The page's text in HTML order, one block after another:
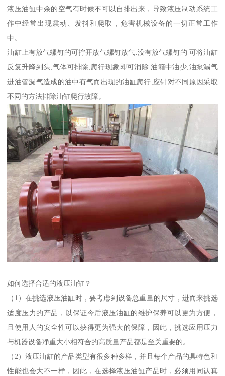
液压油缸中余的空气有时候不可以自排出来，导致液压制动系统工
作中经常出现震动、发抖和爬取，危害机械设备的一切正常工作
中。
油缸上有放气螺钉的可拧开放气螺钉放气.没有放气螺钉的 可将油缸
反复升降到头,气体可排除,爬行现象即可消除 油箱中油少,油泵漏气
进油管漏气造成的油中有气而出现的油缸爬行,应针对不同原因采取
不同的方法排除油缸爬行故障。
如何选择合适的液压油缸？
（1）在挑选液压油缸时，要考虑到设备总重量的尺寸，进而来挑选
适度压力的产品，以保证今后液压油缸的维护保养可以更为方便，
且使用人的安全性可以获得更为强大的保障，因此，挑选应用压力
与机器设备净重大小相符合的高质量产品都是至关重要的。
（2）液压油缸的产品类型有很多种多样，并且每个产品的具特色和
性能也会大不一样，因此，在选择液压油缸产品时，必须用同认真